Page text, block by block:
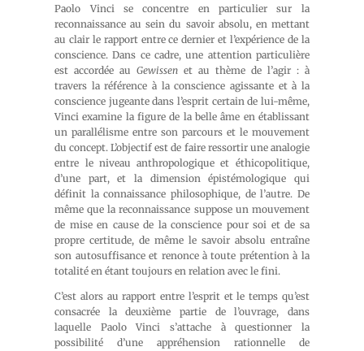
Paolo Vinci se concentre en particulier sur la
reconnaissance au sein du savoir absolu, en mettant
au clair le rapport entre ce dernier et l’expérience de la
conscience. Dans ce cadre, une attention particulière
est accordée auGewissen et au thème de l’agir : à
travers la référence à la conscience agissante et à la
conscience jugeante dans l’esprit certain de lui-même,
Vinci examine la figure de la belle âme en établissant
un parallélisme entre son parcours et le mouvement
du concept. L’objectif est de faire ressortir une analogie
entre le niveau anthropologique et éthicopolitique,
d’une part, et la dimension épistémologique qui
définit la connaissance philosophique, de l’autre. De
même que la reconnaissance suppose un mouvement
de mise en cause de la conscience pour soi et de sa
propre certitude, de même le savoir absolu entraîne
son autosuffisance et renonce à toute prétention à la
totalité en étant toujours en relation avec le fini.
C’est alors au rapport entre l’esprit et le temps qu’est
consacrée la deuxième partie de l’ouvrage, dans
laquelle Paolo Vinci s’attache à questionner la
possibilité d’une appréhension rationnelle de